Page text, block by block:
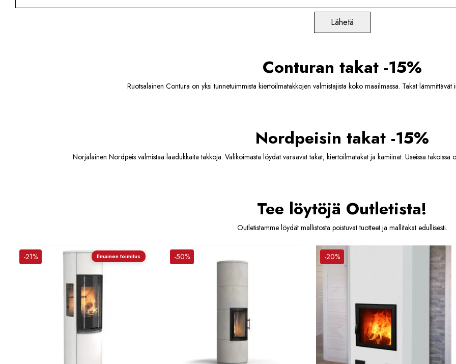
Lähetä
Conturan takat -15%
Ruotsalainen Contura on yksi tunnetuimmista kiertoilmatakkojen valmistajista koko maailmassa. Takat
Nordpeisin takat -15%
Norjalainen Nordpeis valmistaa laadukkaita takkoja. Valikoimasta löydät varaavat takat, kiertoilmatakat ja kamiinat. Useissa
Tee löytöjä Outletista!
Outletistamme löydät mallistosta poistuvat tuotteet ja mallitakat edullisesti.
Ilmainen toimitus
-21% -50% -20%